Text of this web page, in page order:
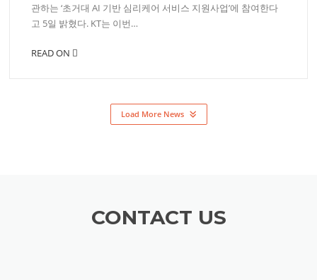
관하는 ‘초거대 AI 기반 심리케어 서비스 지원사업’에 참여한다
고 5일 밝혔다. KT는 이번…
READ ON
Load More News
CONTACT US